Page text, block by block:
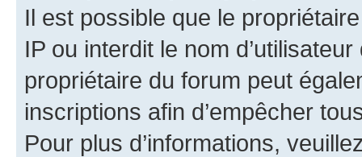
Il est possible que le
IP ou interdit le nom
propriétaire du forum peut
inscriptions afin d’empêcher
Pour plus d’informations,